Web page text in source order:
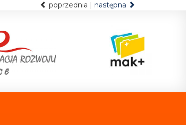
poprzednia | następna